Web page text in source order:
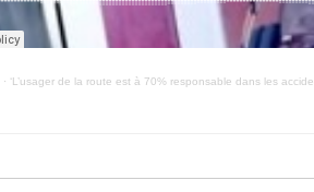
· ‘L’usager de la route est à 70% responsable dans les